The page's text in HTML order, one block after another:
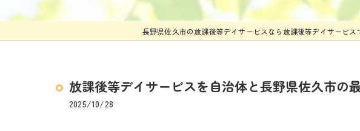
長野県佐久市の放課後等デイサービスなら放課後等デイサービス
放課後等デイサービスを自治体と長野県佐久市の
2025/10/28